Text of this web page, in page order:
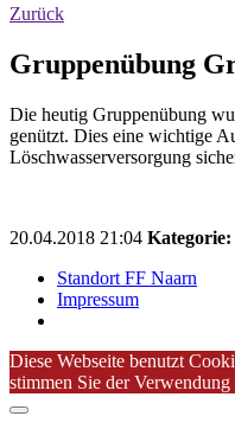
Zurück
Gruppenübung
Die heutig Gruppenübung
genützt. Dies eine wichtige
Löschwasserversorgung
20.04.2018 21:04 Kategorie:
Standort FF Naarn
Impressum
Diese Webseite benutzt
stimmen Sie der